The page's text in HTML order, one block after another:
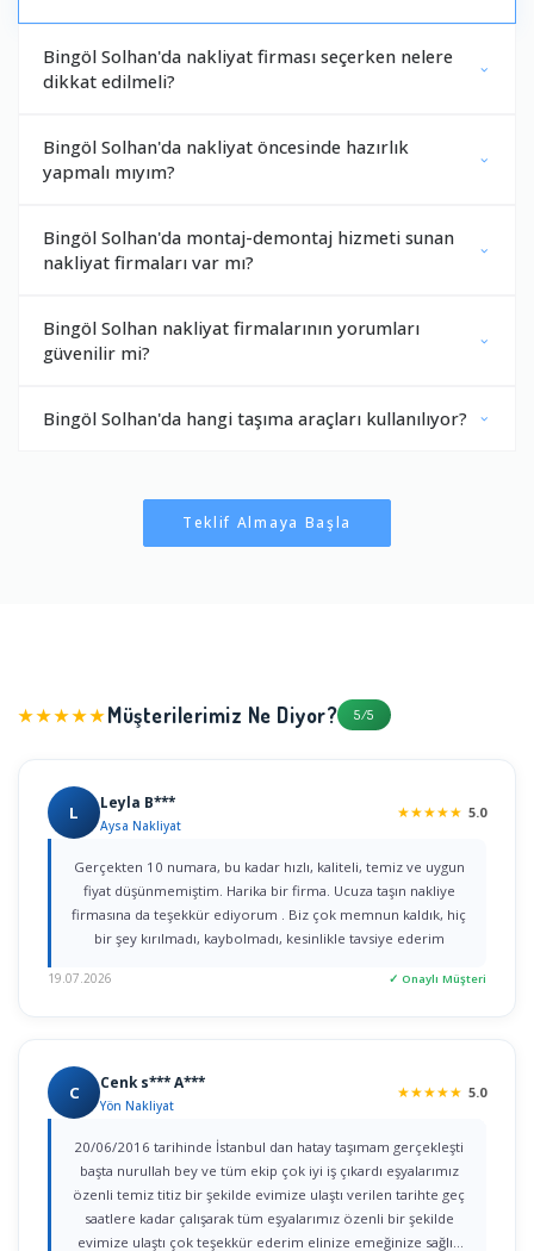
Bingöl Solhan'da nakliyat firması seçerken nelere
dikkat edilmeli?
Bingöl Solhan'da nakliyat öncesinde hazırlık
yapmalı mıyım?
Bingöl Solhan'da montaj-demontaj hizmeti sunan
nakliyat firmaları var mı?
Bingöl Solhan nakliyat firmalarının yorumları
güvenilir mi?
Bingöl Solhan'da hangi taşıma araçları kullanılıyor?
Teklif Almaya Başla
★★★★★Müşterilerimiz Ne Diyor? 5/5
L Leyla B***
Aysa Nakliyat
★★★★★ 5.0
Gerçekten 10 numara, bu kadar hızlı, kaliteli, temiz ve uygun
fiyat düşünmemiştim. Harika bir firma. Ucuza taşın nakliye
firmasına da teşekkür ediyorum . Biz çok memnun kaldık, hiç
bir şey kırılmadı, kaybolmadı, kesinlikle tavsiye ederim
19.07.2026 ✓ Onaylı Müşteri
C Cenk s*** A***
Yön Nakliyat
★★★★★ 5.0
20/06/2016 tarihinde İstanbul dan hatay taşımam gerçekleşti
başta nurullah bey ve tüm ekip çok iyi iş çıkardı eşyalarımız
özenli temiz titiz bir şekilde evimize ulaştı verilen tarihte geç
saatlere kadar çalışarak tüm eşyalarımız özenli bir şekilde
evimize ulaştı çok teşekkür ederim elinize emeğinize sağlık